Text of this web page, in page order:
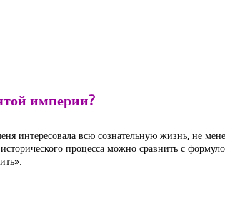
империи?
интересовала всю сознательную жизнь, не
процесса можно сравнить с